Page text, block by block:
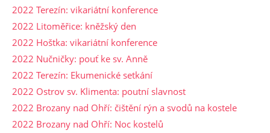
2022 Terezín: vikariátní konference
2022 Litoměřice: kněžský den
2022 Hoštka: vikariátní konference
2022 Nučničky: pouť ke sv. Anně
2022 Terezín: Ekumenické setkání
2022 Ostrov sv. Klimenta: poutní slavnost
2022 Brozany nad Ohří: čištění rýn a svodů na kostele
2022 Brozany nad Ohří: Noc kostelů